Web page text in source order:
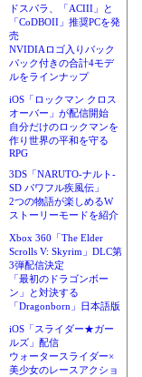
ドスパラ、「ACIII」と
「CoDBOII」推奨PCを発
売
NVIDIAロゴ入りバック
パック付きの合計4モデ
ルをラインナップ
iOS「ロックマン クロス
オーバー」が配信開始
自分だけのロックマンを
作り世界の平和を守る
RPG
3DS「NARUTO-ナルト-
SD パワフル疾風伝」
2つの物語が楽しめるW
ストーリーモードを紹介
Xbox 360「The Elder
Scrolls V: Skyrim」DLC第
3弾配信決定
「最初のドラゴンボー
ン」と対決する
「Dragonborn」日本語版
iOS「スライダー★ガー
ルズ」配信
ウォータースライダー×
美少女のレースアクショ